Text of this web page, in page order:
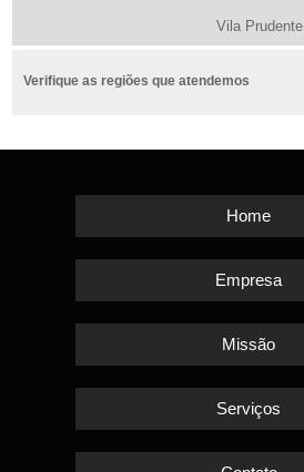
Vila Prudente
Verifique as regiões que atendemos
Home
Empresa
Missão
Serviços